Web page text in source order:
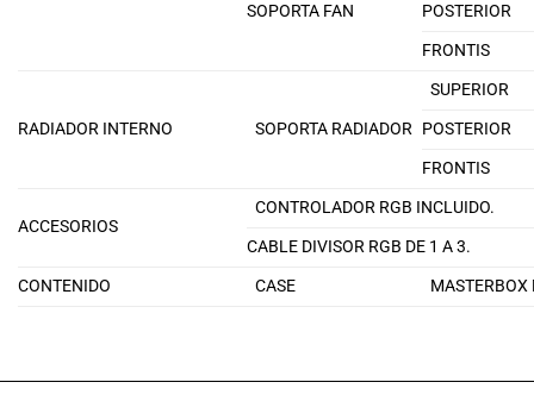
SOPORTA FAN
POSTERIOR
FRONTIS
RADIADOR INTERNO SOPORTA RADIADOR
SUPERIOR
POSTERIOR
FRONTIS
ACCESORIOS
CONTROLADOR RGB INCLUIDO.
CABLE DIVISOR RGB DE 1 A 3.
CONTENIDO
CASE